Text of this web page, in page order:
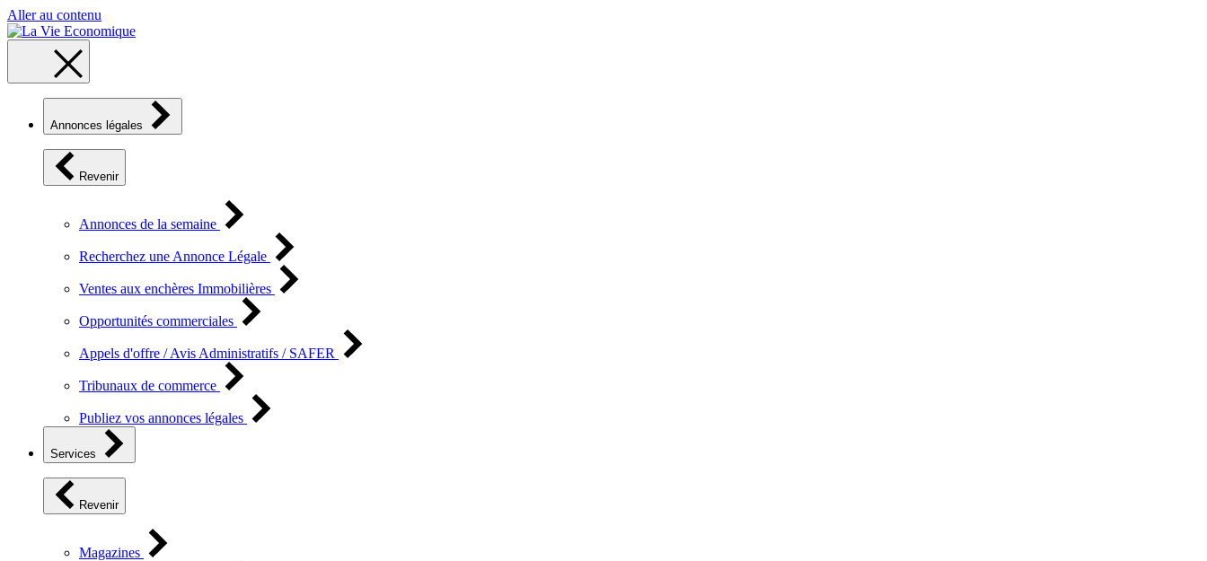
Aller au contenu
Annonces légales
Revenir
Annonces de la semaine
Recherchez une Annonce Légale
Ventes aux enchères Immobilières
Opportunités commerciales
Appels d'offre / Avis Administratifs / SAFER
Tribunaux de commerce
Publiez vos annonces légales
Services
Revenir
Magazines